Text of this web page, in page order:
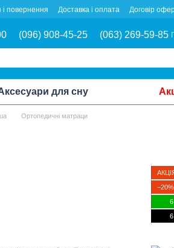
і повернення Доставка і оплата Договір
(096) 908-45-25 (063) 269-59-85
для сну
Ортопедичні матраци
−20%
6
6